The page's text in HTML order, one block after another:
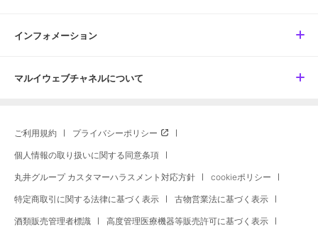
インフォメーション
マルイウェブチャネルについて
ご利用規約 プライバシーポリシー
個人情報の取り扱いに関する同意条項
丸井グループ カスタマーハラスメント対応方針 cookieポリシー
特定商取引に関する法律に基づく表示 古物営業法に基づく表示
酒類販売管理者標識 高度管理医療機器等販売許可に基づく表示